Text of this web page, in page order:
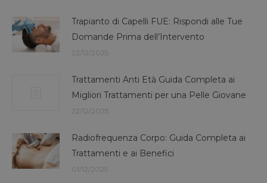
Trapianto di Capelli FUE: Rispondi alle Tue
Domande Prima dell’Intervento
22/12/2025
Trattamenti Anti Età Guida Completa ai
Migliori Trattamenti per una Pelle Giovane
22/12/2025
Radiofrequenza Corpo: Guida Completa ai
Trattamenti e ai Benefici
01/12/2025